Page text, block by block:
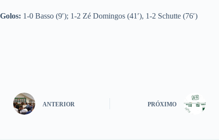
Golos: 1-0 Basso (9′); 1-2 Zé Domingos (41′), 1-2 Schutte (76′)
ANTERIOR PRÓXIMO